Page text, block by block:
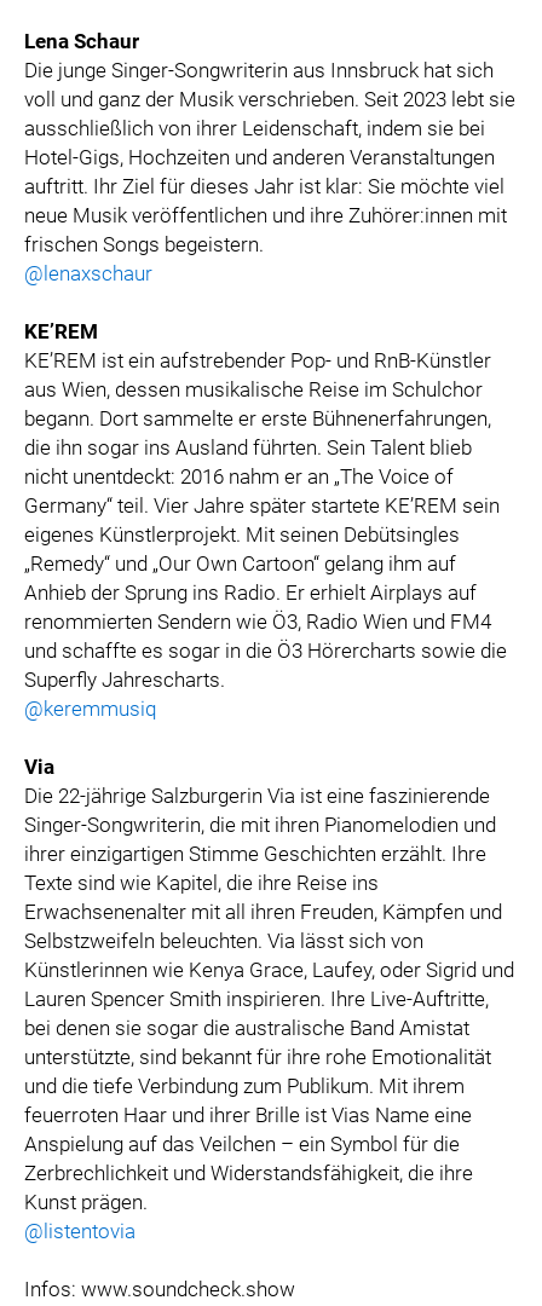
Lena Schaur
Die junge Singer-Songwriterin aus Innsbruck hat sich
voll und ganz der Musik verschrieben. Seit 2023 lebt sie
ausschließlich von ihrer Leidenschaft, indem sie bei
Hotel-Gigs, Hochzeiten und anderen Veranstaltungen
auftritt. Ihr Ziel für dieses Jahr ist klar: Sie möchte viel
neue Musik veröffentlichen und ihre Zuhörer:innen mit
frischen Songs begeistern.
@lenaxschaur
KE’REM
KE’REM ist ein aufstrebender Pop- und RnB-Künstler
aus Wien, dessen musikalische Reise im Schulchor
begann. Dort sammelte er erste Bühnenerfahrungen,
die ihn sogar ins Ausland führten. Sein Talent blieb
nicht unentdeckt: 2016 nahm er an „The Voice of
Germany“ teil. Vier Jahre später startete KE’REM sein
eigenes Künstlerprojekt. Mit seinen Debütsingles
„Remedy“ und „Our Own Cartoon“ gelang ihm auf
Anhieb der Sprung ins Radio. Er erhielt Airplays auf
renommierten Sendern wie Ö3, Radio Wien und FM4
und schaffte es sogar in die Ö3 Hörercharts sowie die
Superfly Jahrescharts.
@keremmusiq
Via
Die 22-jährige Salzburgerin Via ist eine faszinierende
Singer-Songwriterin, die mit ihren Pianomelodien und
ihrer einzigartigen Stimme Geschichten erzählt. Ihre
Texte sind wie Kapitel, die ihre Reise ins
Erwachsenenalter mit all ihren Freuden, Kämpfen und
Selbstzweifeln beleuchten. Via lässt sich von
Künstlerinnen wie Kenya Grace, Laufey, oder Sigrid und
Lauren Spencer Smith inspirieren. Ihre Live-Auftritte,
bei denen sie sogar die australische Band Amistat
unterstützte, sind bekannt für ihre rohe Emotionalität
und die tiefe Verbindung zum Publikum. Mit ihrem
feuerroten Haar und ihrer Brille ist Vias Name eine
Anspielung auf das Veilchen – ein Symbol für die
Zerbrechlichkeit und Widerstandsfähigkeit, die ihre
Kunst prägen.
@listentovia
Infos: www.soundcheck.show